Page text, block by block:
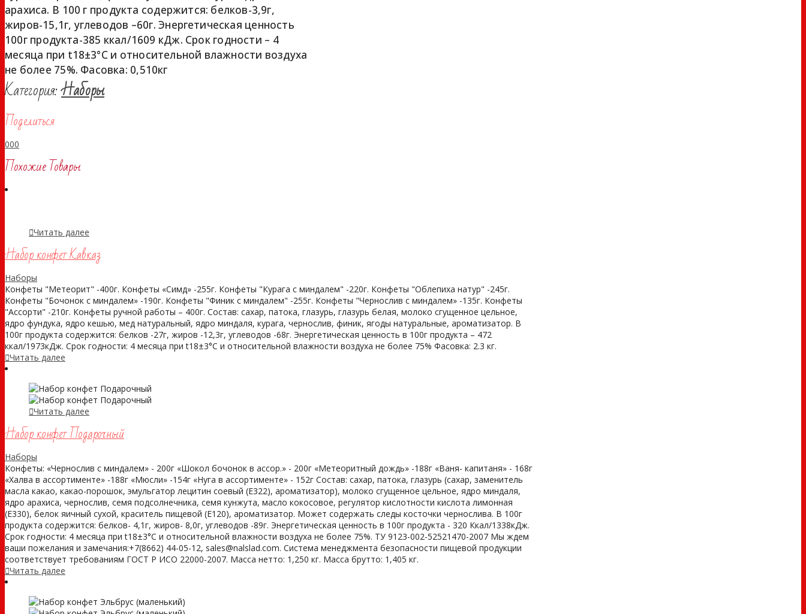
арахиса. В 100 г продукта содержится: белков-3,9г,
жиров-15,1г, углеводов –60г. Энергетическая ценность
100г продукта-385 ккал/1609 кДж. Срок годности – 4
месяца при t18±3°С и относительной влажности воздуха
не более 75%. Фасовка: 0,510кг
Категория:Наборы
Поделиться
000
Похожие Товары
Читать далее
Набор конфет Кавказ
Наборы
Конфеты "Метеорит" -400г. Конфеты «Симд» -255г. Конфеты "Курага с миндалем" -220г. Конфеты "Облепиха натур" -245г.
Конфеты "Бочонок с миндалем» -190г. Конфеты "Финик с миндалем" -255г. Конфеты "Чернослив с миндалем» -135г. Конфеты
"Ассорти" -210г. Конфеты ручной работы – 400г. Состав: сахар, патока, глазурь, глазурь белая, молоко сгущенное цельное,
ядро фундука, ядро кешью, мед натуральный, ядро миндаля, курага, чернослив, финик, ягоды натуральные, ароматизатор. В
100г продукта содержится: белков -27г, жиров -12,3г, углеводов -68г. Энергетическая ценность в 100г продукта – 472
ккал/1973кДж. Срок годности: 4 месяца при t18±3°С и относительной влажности воздуха не более 75% Фасовка: 2.3 кг.
Читать далее
Читать далее
Набор конфет Подарочный
Наборы
Конфеты: «Чернослив с миндалем» - 200г «Шокол бочонок в ассор.» - 200г «Метеоритный дождь» -188г «Ваня- капитаня» - 168г
«Халва в ассортименте» -188г «Мюсли» -154г «Нуга в ассортименте» - 152г Состав: сахар, патока, глазурь (сахар, заменитель
масла какао, какао-порошок, эмульгатор лецитин соевый (Е322), ароматизатор), молоко сгущенное цельное, ядро миндаля,
ядро арахиса, чернослив, семя подсолнечника, семя кунжута, масло кокосовое, регулятор кислотности кислота лимонная
(Е330), белок яичный сухой, краситель пищевой (Е120), ароматизатор. Может содержать следы косточки чернослива. В 100г
продукта содержится: белков- 4,1г, жиров- 8,0г, углеводов -89г. Энергетическая ценность в 100г продукта - 320 Ккал/1338кДж.
Срок годности: 4 месяца при t18±3°С и относительной влажности воздуха не более 75%. ТУ 9123-002-52521470-2007 Мы ждем
ваши пожелания и замечания:+7(8662) 44-05-12, sales@nalslad.com. Система менеджмента безопасности пищевой продукции
соответствует требованиям ГОСТ Р ИСО 22000-2007. Масса нетто: 1,250 кг. Масса брутто: 1,405 кг.
Читать далее